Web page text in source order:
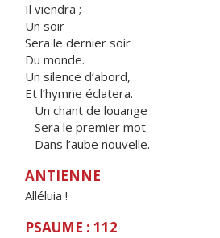
Il viendra ;
Un soir
Sera le dernier soir
Du monde.
Un silence d’abord,
Et l’hymne éclatera.
Un chant de louange
Sera le premier mot
Dans l’aube nouvelle.
ANTIENNE
Alléluia !
PSAUME : 112